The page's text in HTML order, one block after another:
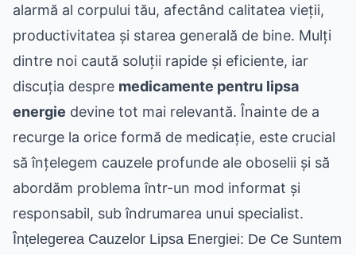
alarmă al corpului tău, afectând calitatea vieții,
productivitatea și starea generală de bine. Mulți
dintre noi caută soluții rapide și eficiente, iar
discuția despre medicamente pentru lipsa
energie devine tot mai relevantă. Înainte de a
recurge la orice formă de medicație, este crucial
să înțelegem cauzele profunde ale oboselii și să
abordăm problema într-un mod informat și
responsabil, sub îndrumarea unui specialist.
Înțelegerea Cauzelor Lipsa Energiei: De Ce Suntem